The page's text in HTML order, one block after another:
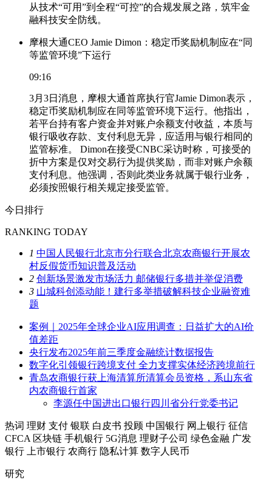
从技术“可用”到全程“可控”的合规发展之路，筑牢金
融科技安全防线。
摩根大通CEO Jamie Dimon：稳定币奖励机制应在“同
等监管环境”下运行
09:16
3月3日消息，摩根大通首席执行官Jamie Dimon表示，
稳定币奖励机制应在同等监管环境下运行。他指出，
若平台持有客户资金并对账户余额支付收益，本质与
银行吸收存款、支付利息无异，应适用与银行相同的
监管标准。 Dimon在接受CNBC采访时称，可接受的
折中方案是仅对交易行为提供奖励，而非对账户余额
支付利息。他强调，否则此类业务就属于银行业务，
必须按照银行相关规定接受监管。
今日排行
RANKING TODAY
1 中国人民银行北京市分行联合北京农商银行开展农
村反假货币知识普及活动
2 创新场景激发市场活力 邮储银行多措并举促消费
3 山城科创添动能！建行多举措破解科技企业融资难
题
案例｜2025年全球企业AI应用调查：日益扩大的AI价
值差距
央行发布2025年前三季度金融统计数据报告
数字化引领银行跨境支付 全力支撑实体经济跨境前行
青岛农商银行获上海清算所清算会员资格，系山东省
内农商银行首家
李源任中国进出口银行四川省分行党委书记
热词 理财 支付 银联 白皮书 投顾 中国银行 网上银行 征信
CFCA 区块链 手机银行 5G消息 理财子公司 绿色金融 广发
银行
上市银行 农商行 隐私计算 数字人民币
研究